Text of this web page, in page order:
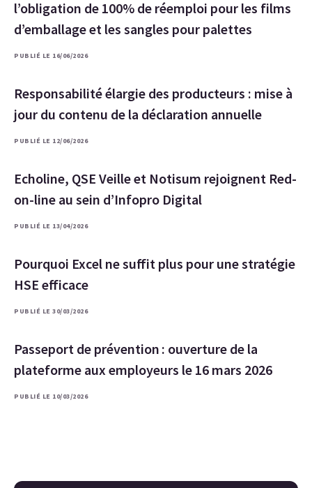
l’obligation de 100% de réemploi pour les films
d’emballage et les sangles pour palettes
PUBLIÉ LE 16/06/2026
Responsabilité élargie des producteurs : mise à
jour du contenu de la déclaration annuelle
PUBLIÉ LE 12/06/2026
Echoline, QSE Veille et Notisum rejoignent Red-
on-line au sein d’Infopro Digital
PUBLIÉ LE 13/04/2026
Pourquoi Excel ne suffit plus pour une stratégie
HSE efficace
PUBLIÉ LE 30/03/2026
Passeport de prévention : ouverture de la
plateforme aux employeurs le 16 mars 2026
PUBLIÉ LE 10/03/2026